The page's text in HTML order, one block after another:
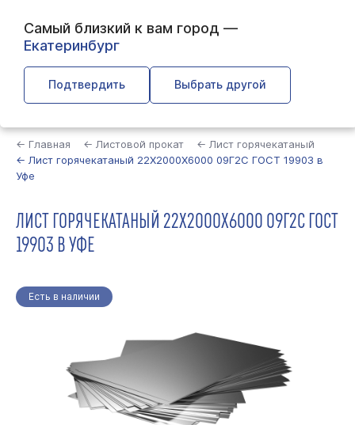
Самый близкий к вам город —
Екатеринбург
Подтвердить Выбрать другой
← Главная ← Листовой прокат
← Лист горячекатаный
← Лист горячекатаный 22Х2000Х6000 09Г2С ГОСТ 19903 в
Уфе
ЛИСТ ГОРЯЧЕКАТАНЫЙ 22Х2000Х6000 09Г2С ГОСТ
19903 В УФЕ
Есть в наличии